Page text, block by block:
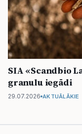
SIA «Scandbio
granulu iegādi
29.07.2026 AKTUĀLĀKIE